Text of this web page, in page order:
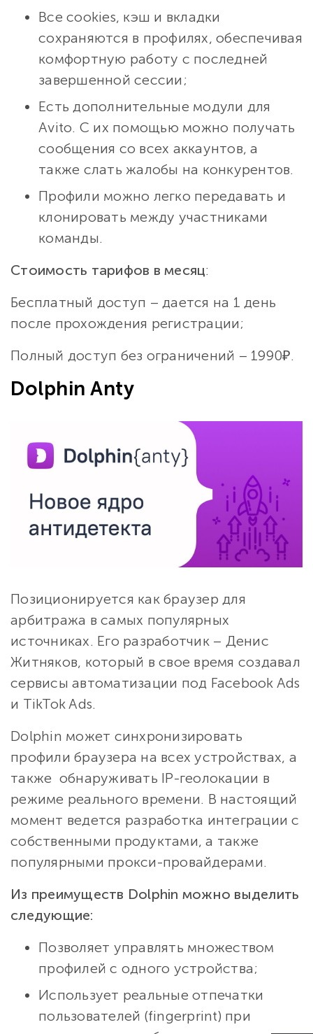
Все сookies, кэш и вкладки
сохраняются в профилях, обеспечивая
комфортную работу с последней
завершенной сессии;
Есть дополнительные модули для
Avito. С их помощью можно получать
сообщения со всех аккаунтов, а
также слать жалобы на конкурентов.
Профили можно легко передавать и
клонировать между участниками
команды.
Стоимость тарифов в месяц:
Бесплатный доступ – дается на 1 день
после прохождения регистрации;
Полный доступ без ограничений – 1990₽.
Dolphin Anty
Позиционируется как браузер для
арбитража в самых популярных
источниках. Его разработчик – Денис
Житняков, который в свое время создавал
сервисы автоматизации под Facebook Ads
и TikTok Ads.
Dolphin может синхронизировать
профили браузера на всех устройствах, а
также обнаруживать IP-геолокации в
режиме реального времени. В настоящий
момент ведется разработка интеграции с
собственными продуктами, а также
популярными прокси-провайдерами.
Из преимуществ Dolphin можно выделить
следующие:
Позволяет управлять множеством
профилей с одного устройства;
Использует реальные отпечатки
пользователей (fingerprint) при